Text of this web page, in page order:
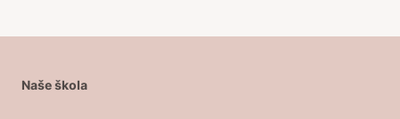
Naše škola